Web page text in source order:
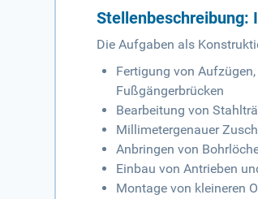
Stellenbeschreibung:
Die Aufgaben als
Fertigung von
Fußgängerbrücken
Bearbeitung von
Millimetergenauer
Anbringen von
Einbau von Antrieben
Montage von kleineren